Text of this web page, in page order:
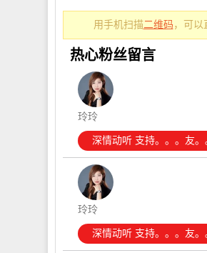
用手机扫描二维码 ，可以
热心粉丝留言
玲玲
深情动听 支持。。。友
玲玲
深情动听 支持。。。友